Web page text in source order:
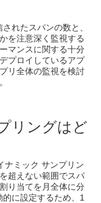
れたスパンの数と、
を注意深く監視する
マンスに関する十分
プロイしているアプ
リ全体の監視を検討
リングはど
ナミック サンプリン
超えない範囲でスパ
り当てを月全体に分
に設定するため、1